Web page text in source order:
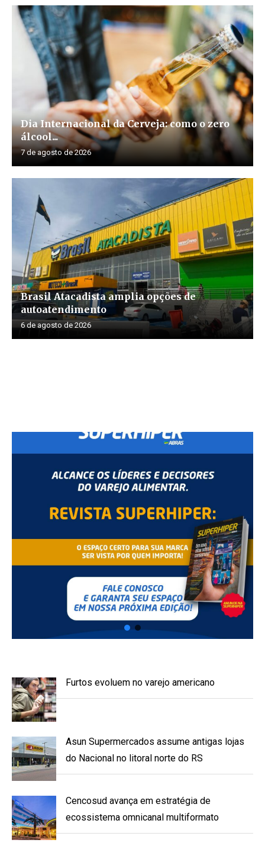
Dia Internacional da Cerveja: como o zero
álcool...
7 de agosto de 2026
Brasil Atacadista amplia opções de
autoatendimento
6 de agosto de 2026
Furtos evoluem no varejo americano
Asun Supermercados assume antigas lojas
do Nacional no litoral norte do RS
Cencosud avança em estratégia de
ecossistema omnicanal multiformato